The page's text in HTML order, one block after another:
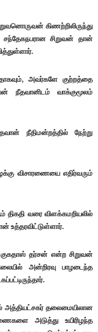
கிணற்றிலிருந்து
சிறுவன் தான்
அவர்களே குற்றத்தை
நீதவானிடம் வாக்குமூலம்
நீதிமன்றத்தில் நேற்று
விசாரணையை எதிர்வரும்
வரை விளக்கமறியலில்
உத்தரவிட்டுள்ளார்.
குகதாஸ் தர்சன் என்ற சிறுவன்
அன்றிரவு பாழடைந்த
அத்தியட்சகர் தலைமையிலான
அடுத்து உயிரிழந்த